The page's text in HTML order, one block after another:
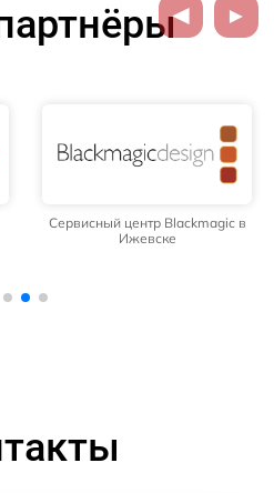
Сервисный центр Blackmagic в
Ижевске